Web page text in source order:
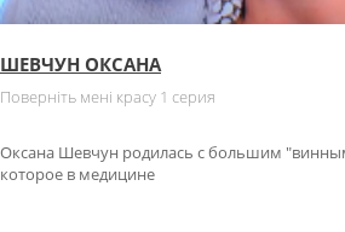
ШЕВЧУН ОКСАНА
Поверніть мені красу 1 серия
Оксана Шевчун родилась с большим
которое в медицине